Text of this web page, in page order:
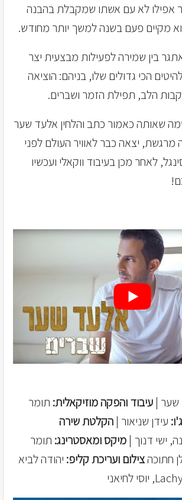
אפילו לא עם אשתו שמקבלת בהבנה
מקיים פעם בשנה למשך יותר מחודש.
בין שמירה לפעילות מבצעית יצר
הכי גדולים שלו, בניהם: הוציאה
הלב, תפילת הזמר ושברים.
שאותה כאמור כתב והלחין אלעד שער
מרגשת, יצאה כבר לאוויר העולם לפני
לאחר מכן בעיבוד ווקאלי ועכשיו
שער |עיבוד והפקה מוזיקאלית: תומר
עידן שניאור |הקלטת שירה
ישי דנוך |מיקס ומאסטרינג: תומר
חתוכהצילום ועריכת קליפ: יהודה לביא